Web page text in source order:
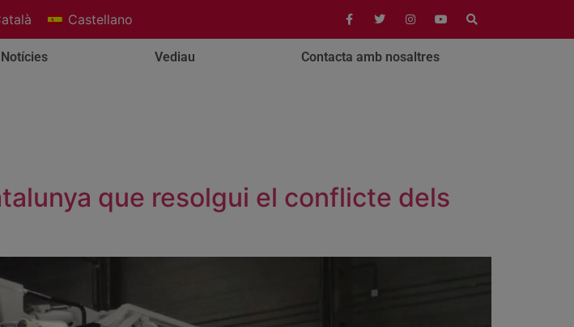
Castellano
Notícies Vediau Contacta amb nosaltres
que resolgui el conflicte dels